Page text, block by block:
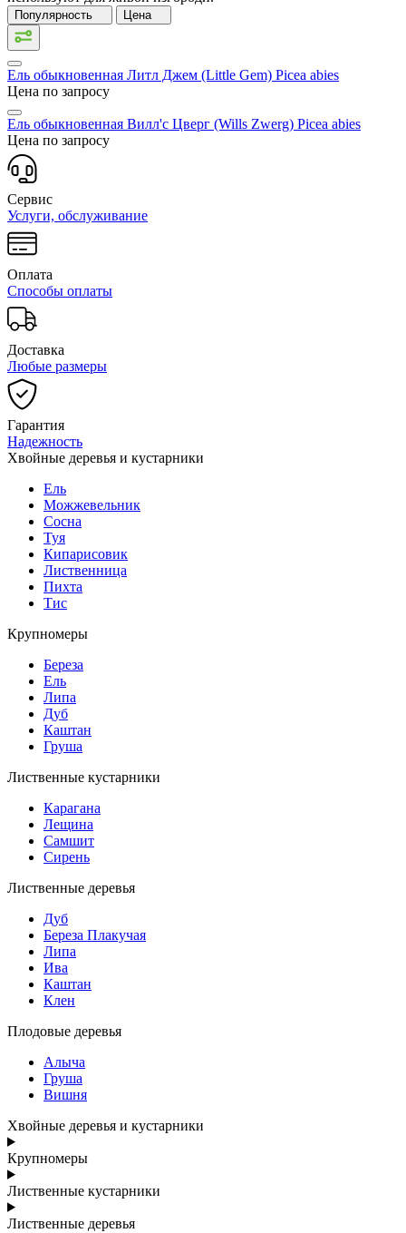
Популярность Цена
Ель обыкновенная Литл Джем (Little Gem) Picea abies
Цена по запросу
Ель обыкновенная Вилл'с Цверг (Wills Zwerg) Picea abies
Цена по запросу
Сервис
Услуги, обслуживание
Оплата
Способы оплаты
Доставка
Любые размеры
Гарантия
Надежность
Хвойные деревья и кустарники
Ель
Можжевельник
Сосна
Туя
Кипарисовик
Лиственница
Пихта
Тис
Крупномеры
Береза
Ель
Липа
Дуб
Каштан
Груша
Лиственные кустарники
Карагана
Лещина
Самшит
Сирень
Лиственные деревья
Дуб
Береза Плакучая
Липа
Ива
Каштан
Клен
Плодовые деревья
Алыча
Груша
Вишня
Хвойные деревья и кустарники
Крупномеры
Лиственные кустарники
Лиственные деревья